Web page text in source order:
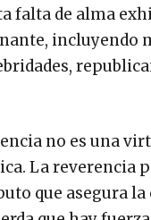
falta de alma
no es una
La reverencia
que asegura